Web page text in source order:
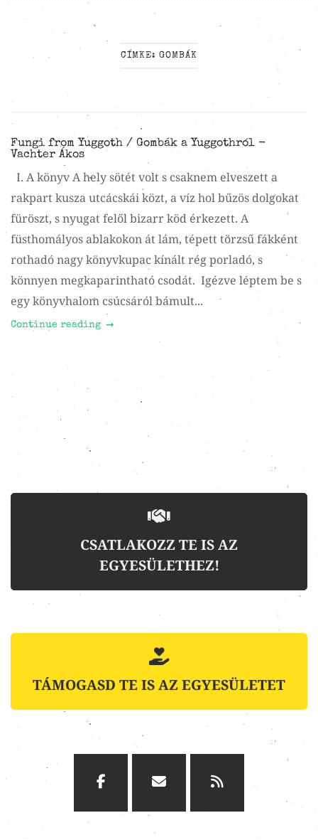
CÍMKE: GOMBÁK
Fungi from Yuggoth / Gombák a Yuggothról -
Vachter Ákos
I. A könyv A hely sötét volt s csaknem elveszett a
rakpart kusza utcácskái közt, a víz hol bűzös dolgokat
füröszt, s nyugat felől bizarr köd érkezett. A
füsthomályos ablakokon át lám, tépett törzsű fákként
rothadó nagy könyvkupac kínált rég porladó, s
könnyen megkaparintható csodát. Igézve léptem be s
egy könyvhalom csúcsáról bámult...
Continue reading
CSATLAKOZZ TE IS AZ
EGYESÜLETHEZ!
TÁMOGASD TE IS AZ EGYESÜLETET